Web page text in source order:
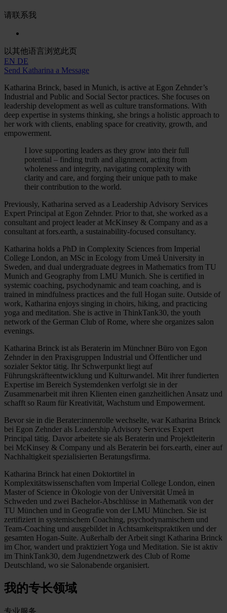
请联系我
以其他语言浏览此页
EN DE
Send Katharina a Message
Katharina Brinck, based in Munich, is active at Egon Zehnder’s
Industrial and Public and Social Sector practices. She focuses on
leadership development as well as culture transformations. With
deep expertise in systems thinking, she brings a holistic approach to
her work with clients, enabling space for creativity, growth, and
empowerment.
I love supporting leaders as they grow into their full
potential – finding truth and alignment, acting from
wholeness and integrity, navigating complexity with
clarity and care, and forging their unique path to make
their contribution to the world.
Previously, Katharina served as a Leadership Advisory Services
Expert Principal at Egon Zehnder. Prior to that, she worked as a
consultant and project leader at McKinsey & Company and as a
consultant at fors.earth, a sustainability-focused consultancy.
Katharina holds a PhD in Complexity Sciences from Imperial
College London, an MSc in Ecology from Umeå University in
Sweden, and dual undergraduate degrees in Mathematics from TU
Munich and Geography from LMU Munich. She is certified in
systemic coaching, psychodynamic and team coaching, and is
trained in mindfulness practices and the full Hogan suite. Outside of
work, Katharina enjoys singing in choirs, hiking, and practicing
yoga and meditation. She is active in ThinkTank30, the youth
network of the German Club of Rome, where she organizes salon
evenings.
Katharina Brinck ist als Beraterin im Münchner Büro von Egon
Zehnder in den Praxisgruppen Industrial und Öffentlicher und
sozialer Sektor tätig. Ihr Schwerpunkt liegt auf
Führungskräfteentwicklung und Kulturwandel. Mit ihrer fundierten
Expertise im Bereich Systemdenken verfolgt sie in der
Zusammenarbeit mit ihren Klienten einen ganzheitlichen Ansatz und
schafft so Raum für Kreativität, Wachstum und Empowerment.
Bevor sie in die Berater:innenrolle wechselte, war Katharina Brinck
bei Egon Zehnder als Leadership Advisory Services Expert
Principal tätig. Davor arbeitete sie als Beraterin und Projektleiterin
bei McKinsey & Company und als Beraterin bei fors.earth, einer auf
Nachhaltigkeit spezialisierten Beratungsfirma.
Katharina Brinck hat einen Doktortitel in
Komplexitätswissenschaften vom Imperial College London, einen
Master of Science in Ökologie von der Universität Umeå in
Schweden und zwei Bachelor-Abschlüsse in Mathematik von der
TU München und in Geografie von der LMU München. Sie ist
zertifiziert in systemischem Coaching, psychodynamischem und
Team-Coaching und ausgebildet in Achtsamkeitspraktiken und der
gesamten Hogan-Suite. Außerhalb der Arbeit singt Katharina Brinck
im Chor, wandert und praktiziert Yoga und Meditation. Sie ist aktiv
im ThinkTank30, dem Jugendnetzwerk des Club of Rome
Deutschland, wo sie Salonabende organisiert.
我的专长领域
专业服务